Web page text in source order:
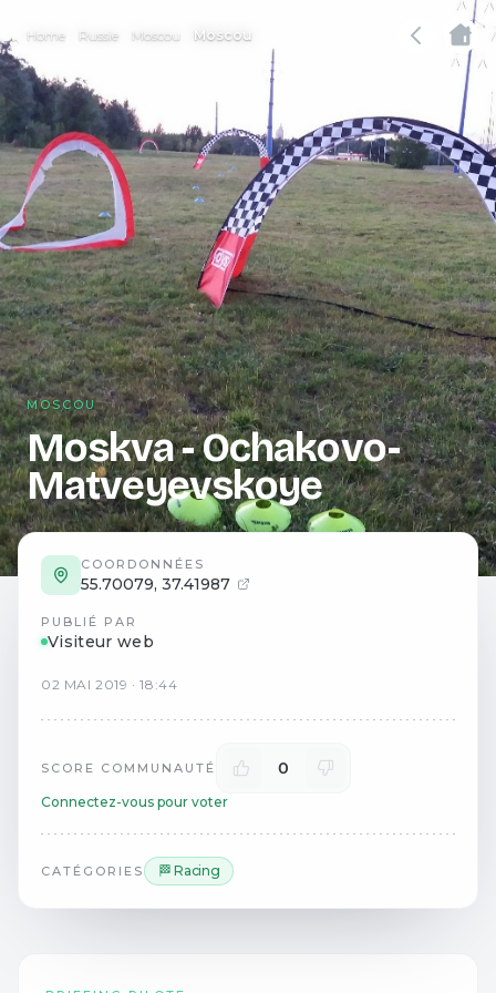
Home Russie Moscou Moscou
MOSCOU
Moskva - Ochakovo-
Matveyevskoye
COORDONNÉES
55.70079, 37.41987
PUBLIÉ PAR
Visiteur web
02 MAI 2019 ·18:44
SCORE COMMUNAUTÉ 0
Connectez-vous pour voter
CATÉGORIES 🏁 Racing